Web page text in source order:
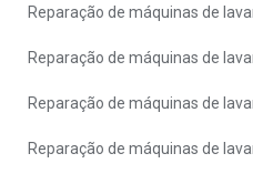
Reparação de máquinas de
Reparação de máquinas de
Reparação de máquinas de
Reparação de máquinas de